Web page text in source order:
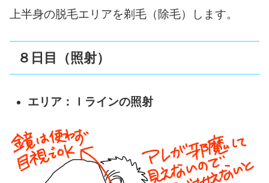
上半身の脱毛エリアを剃毛（除毛）します。
８日目（照射）
エリア：Ｉラインの照射